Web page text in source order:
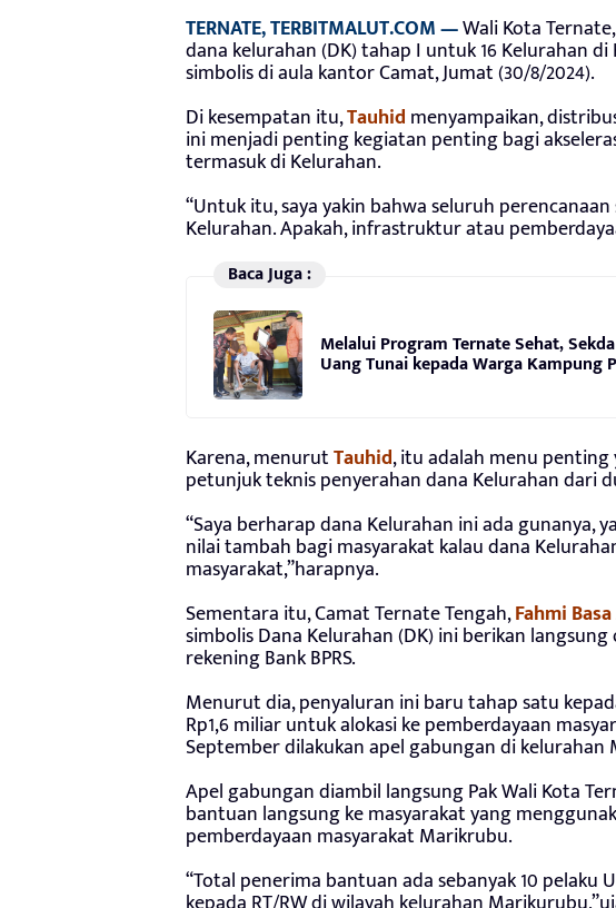
TERNATE, TERBITMALUT.COM —Wali Kota Ternate,
dana kelurahan (DK) tahap I untuk 16 Kelurahan
simbolis di aula kantor Camat, Jumat (30/8/2024).
Di kesempatan itu,Tauhid menyampaikan,
ini menjadi penting kegiatan penting bagi
termasuk di Kelurahan.
“Untuk itu, saya yakin bahwa seluruh
Kelurahan. Apakah, infrastruktur atau
Baca Juga :
Melalui Program Ternate Sehat,
Uang Tunai kepada Warga Kampung
Karena, menurutTauhid, itu adalah menu
petunjuk teknis penyerahan dana Kelurahan dari
“Saya berharap dana Kelurahan ini ada gunanya,
nilai tambah bagi masyarakat kalau dana
masyarakat,”harapnya.
Sementara itu, Camat Ternate Tengah,Fahmi
simbolis Dana Kelurahan (DK) ini berikan
rekening Bank BPRS.
Menurut dia, penyaluran ini baru tahap satu
Rp1,6 miliar untuk alokasi ke pemberdayaan
September dilakukan apel gabungan di kelurahan
Apel gabungan diambil langsung Pak Wali Kota
bantuan langsung ke masyarakat yang
pemberdayaan masyarakat Marikrubu.
“Total penerima bantuan ada sebanyak 10